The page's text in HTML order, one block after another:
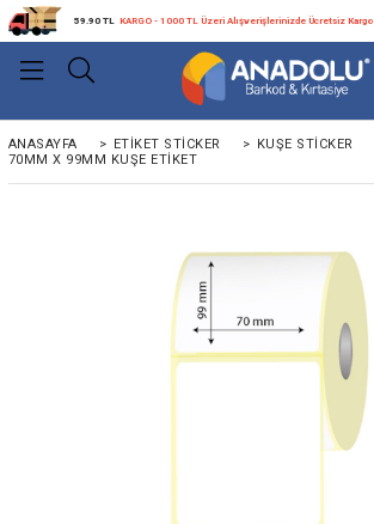
59.90 TL KARGO - 1000 TL Üzeri Alışverişlerinizde Ücretsiz Kargo
ANASAYFA > ETIKET STICKER > KUŞE STICKER
70MM X 99MM KUŞE ETIKET